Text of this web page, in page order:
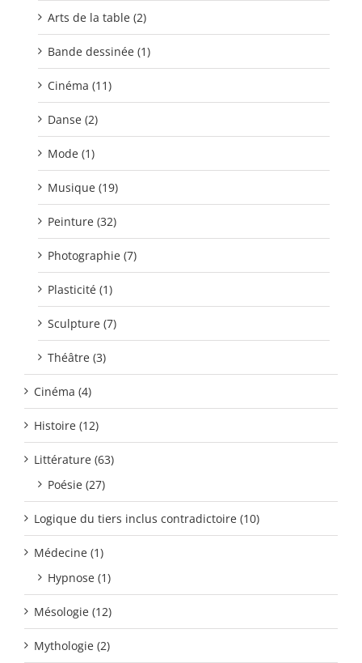
Arts de la table (2)
Bande dessinée (1)
Cinéma (11)
Danse (2)
Mode (1)
Musique (19)
Peinture (32)
Photographie (7)
Plasticité (1)
Sculpture (7)
Théâtre (3)
Cinéma (4)
Histoire (12)
Littérature (63)
Poésie (27)
Logique du tiers inclus contradictoire (10)
Médecine (1)
Hypnose (1)
Mésologie (12)
Mythologie (2)